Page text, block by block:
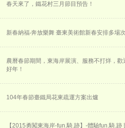
春天來了，鐵花村三月節目預告！
新春納福‧奔放樂舞 臺東美術館新春安排多場
農曆春節期間，東海岸展演、服務不打烊，
好年！
104年春節臺鐵局花東疏運方案出爐
【2015勇闖東海岸-fun.騎.跡】-體驗fun.騎.跡